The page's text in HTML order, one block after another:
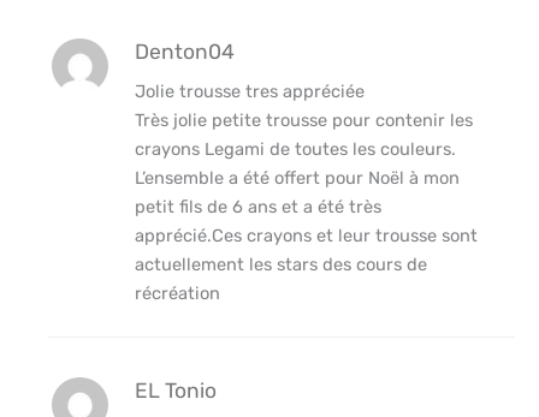
Denton04
Jolie trousse tres appréciée
Très jolie petite trousse pour contenir les
crayons Legami de toutes les couleurs.
L’ensemble a été offert pour Noël à mon
petit fils de 6 ans et a été très
apprécié.Ces crayons et leur trousse sont
actuellement les stars des cours de
récréation
EL Tonio